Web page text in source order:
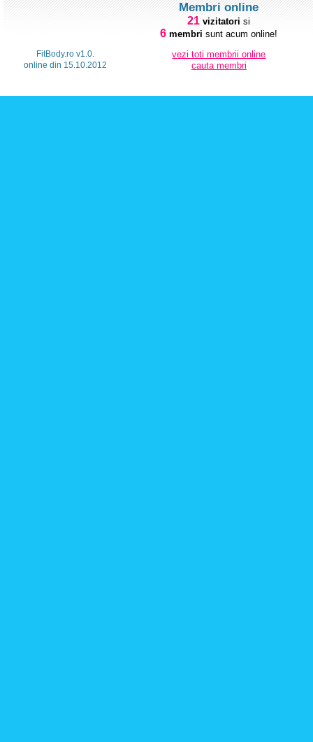
FitBody.ro v1.0.
online din 15.10.2012
Membri online
21 vizitatori si
6 membri sunt acum online!
vezi toti membrii online
cauta membri